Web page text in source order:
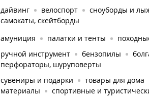
дайвинг велоспорт сноуборды и
самокаты, скейтборды
амуниция палатки и тенты
ручной инструмент бензопилы
перфораторы, шуруповерты
сувениры и подарки товары для дома
материалы
спортивные и